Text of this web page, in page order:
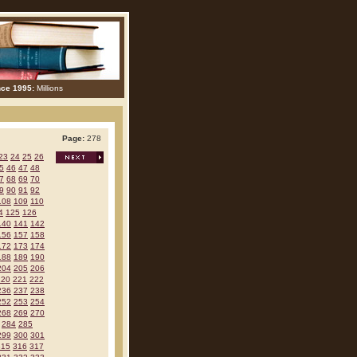
1995: Millions
Page: 278
24 25 26
46 47 48
68 69 70
90 91 92
109 110
125 126
141 142
157 158
173 174
189 190
205 206
221 222
237 238
253 254
269 270
284 285
300 301
316 317